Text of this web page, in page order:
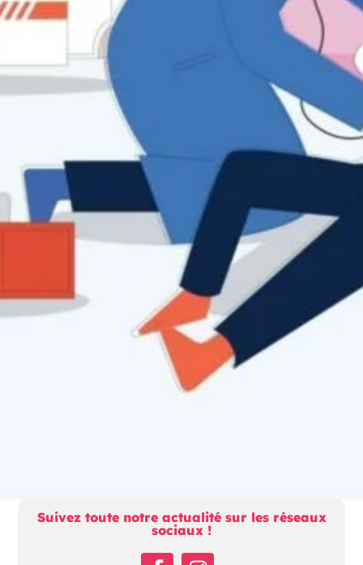
Suivez toute notre actualité sur les réseaux
sociaux !